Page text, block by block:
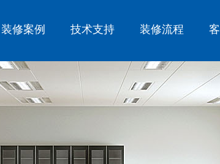
装修案例 技术支持 装修流程